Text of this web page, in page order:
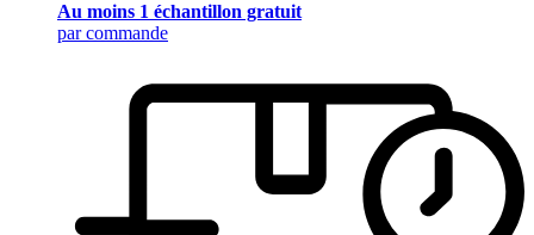
Au moins 1 échantillon gratuit
par commande